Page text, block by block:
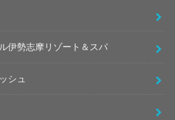
伊勢志摩リゾート＆スパ
シュ